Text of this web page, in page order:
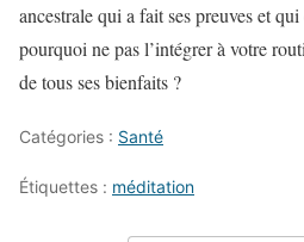
ancestrale qui a fait ses preuves et
pourquoi ne pas l’intégrer à votre
de tous ses bienfaits ?
Catégories : Santé
Étiquettes : méditation